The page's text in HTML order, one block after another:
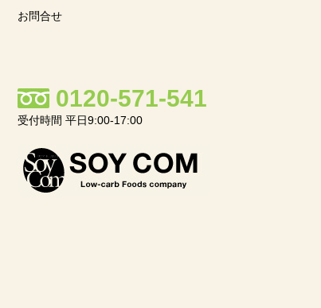
お問合せ
0120-571-541
受付時間 平日9:00-17:00